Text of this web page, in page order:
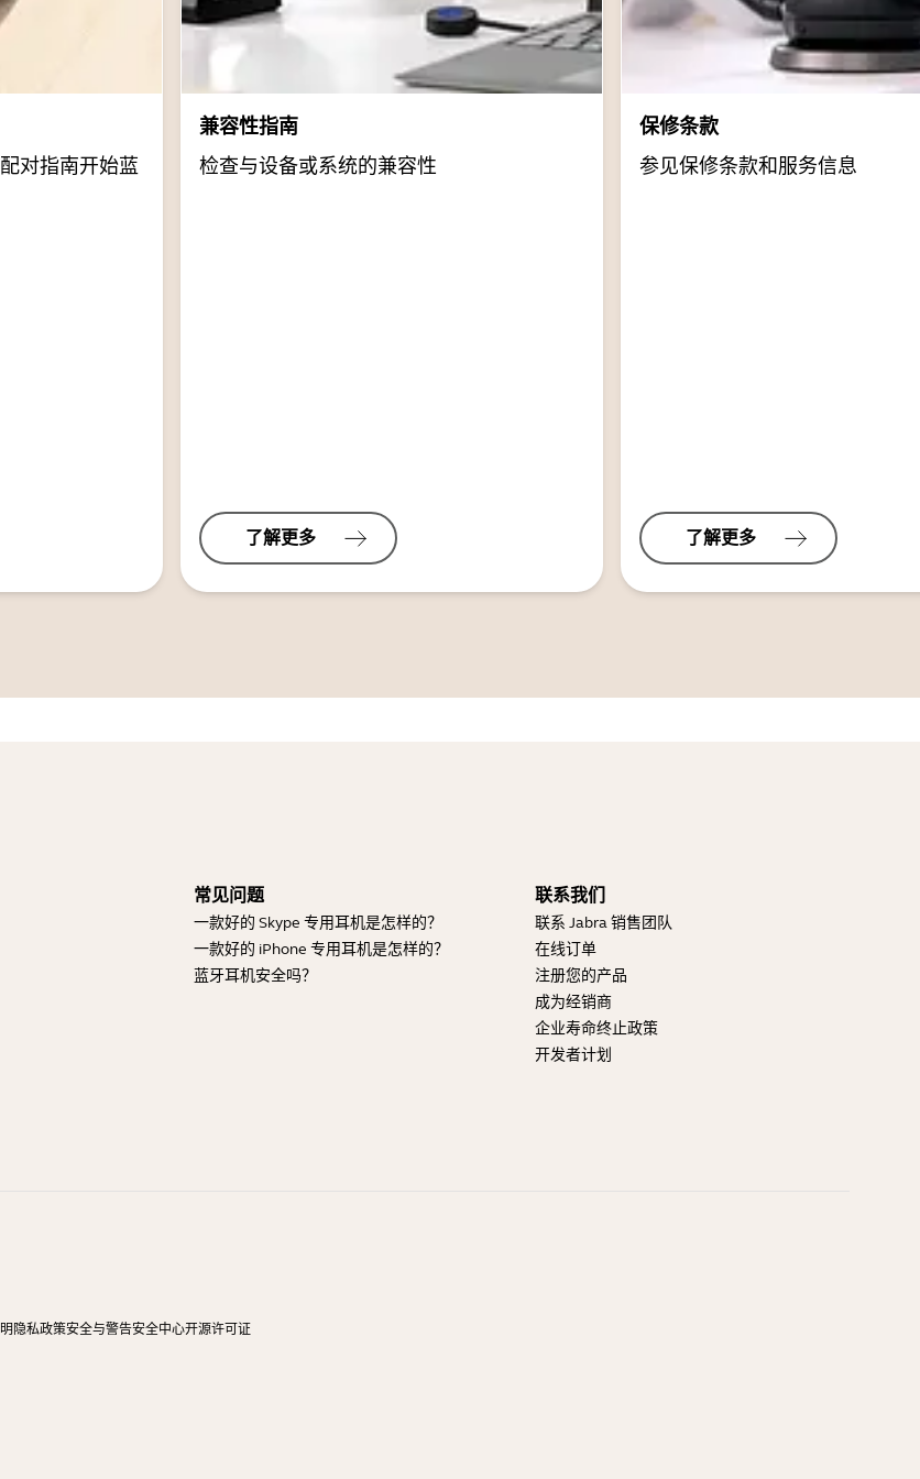
对指南开始蓝
兼容性指南
检查与设备或系统的兼容性
了解更多
保修条款
参见保修条款和服务信息
了解更多
常见问题
一款好的 Skype 专用耳机是怎样的？
一款好的 iPhone 专用耳机是怎样的？
蓝牙耳机安全吗？
联系我们
联系 Jabra 销售团队
在线订单
注册您的产品
成为经销商
企业寿命终止政策
开发者计划
隐私政策安全与警告安全中心开源许可证